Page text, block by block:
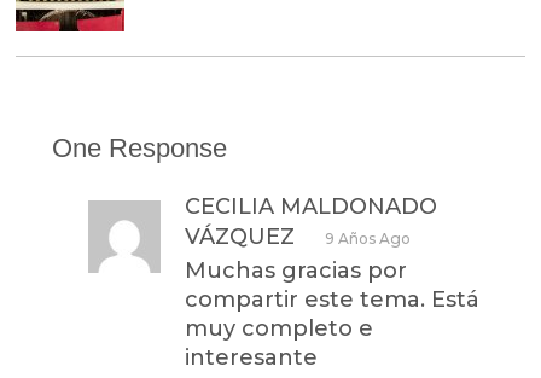
One Response
CECILIA MALDONADO
VÁZQUEZ
9 Años Ago
Muchas gracias por
compartir este tema. Está
muy completo e
interesante